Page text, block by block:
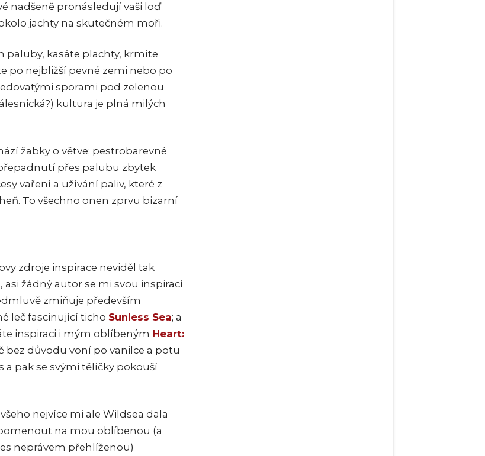
nadšeně pronásledují vaši loď
jachty na skutečném moři.
paluby, kasáte plachty, krmíte
po nejbližší pevné zemi nebo po
sporami pod zelenou
kultura je plná milých
žabky o větve; pestrobarevné
přes palubu zbytek
vaření a užívání paliv, které z
To všechno onen zprvu bizarní
zdroje inspirace neviděl tak
asi žádný autor se mi svou inspirací
zmiňuje především
leč fascinující ticho Sunless Sea; a
inspiraci i mým oblíbeným Heart:
bez důvodu voní po vanilce a potu
pak se svými tělíčky pokouší
všeho nejvíce mi ale Wildsea dala
na mou oblíbenou (a
neprávem přehlíženou)